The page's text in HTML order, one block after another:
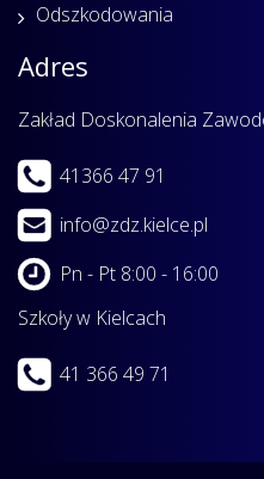
Odszkodowania
Adres
Zakład Doskonalenia
41366 47 91
info@zdz.kielce.pl
Pn - Pt 8:00 - 16:00
Szkoły w Kielcach
41 366 49 71